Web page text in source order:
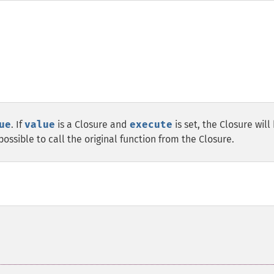
. Ifvalue is a Closure and execute is set, the Closure will
to call the original function from the Closure.